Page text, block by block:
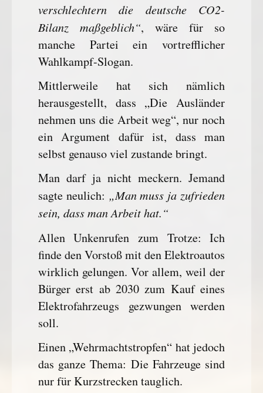
verschlechtern die deutsche CO2-
Bilanz maßgeblich“, wäre für so
manche Partei ein vortrefflicher
Wahlkampf-Slogan.
Mittlerweile hat sich nämlich
herausgestellt, dass „Die Ausländer
nehmen uns die Arbeit weg“, nur noch
ein Argument dafür ist, dass man
selbst genauso viel zustande bringt.
Man darf ja nicht meckern. Jemand
sagte neulich: „Man muss ja zufrieden
sein, dass man Arbeit hat.“
Allen Unkenrufen zum Trotze: Ich
finde den Vorstoß mit den Elektroautos
wirklich gelungen. Vor allem, weil der
Bürger erst ab 2030 zum Kauf eines
Elektrofahrzeugs gezwungen werden
soll.
Einen „Wehrmachtstropfen“ hat jedoch
das ganze Thema: Die Fahrzeuge sind
nur für Kurzstrecken tauglich.